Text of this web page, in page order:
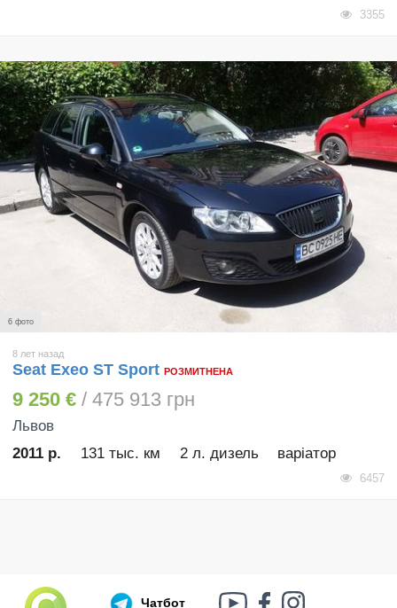
3355
6 фото
8 лет назад
Seat Exeo ST Sport РОЗМИТНЕНА
9 250 € / 475 913 грн
Львов
2011 р.
131 тыс. км 2 л. дизель варіатор
6457
Чатбот